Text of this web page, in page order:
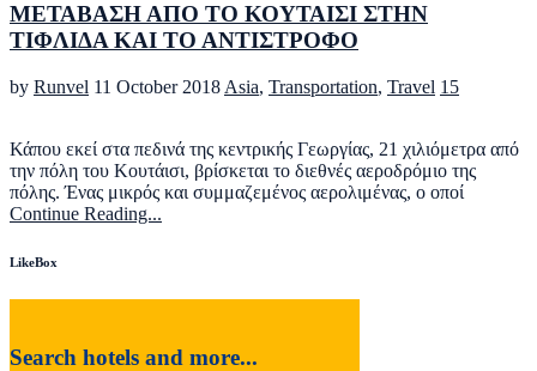
ΜΕΤΑΒΑΣΗ ΑΠΟ ΤΟ ΚΟΥΤΑΙΣΙ ΣΤΗΝ
ΤΙΦΛΙΔΑ ΚΑΙ ΤΟ ΑΝΤΙΣΤΡΟΦΟ
by Runvel 11 October 2018 Asia, Transportation, Travel 15
Κάπου εκεί στα πεδινά της κεντρικής Γεωργίας, 21 χιλιόμετρα από
την πόλη του Κουτάισι, βρίσκεται το διεθνές αεροδρόμιο της
πόλης. Ένας μικρός και συμμαζεμένος αερολιμένας, ο οποί
Continue Reading...
LikeBox
Search hotels and more...